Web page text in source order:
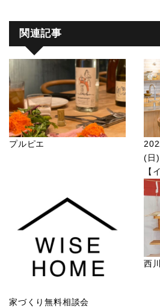
関連記事
プルピエ
(日
【
家づくり無料相談会
西